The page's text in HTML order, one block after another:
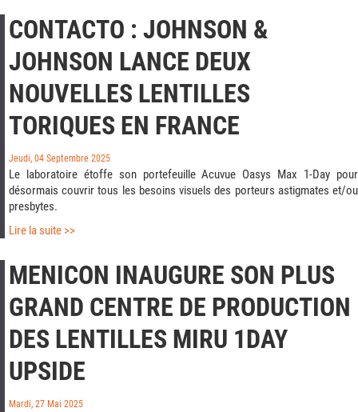
CONTACTO : JOHNSON &
JOHNSON LANCE DEUX
NOUVELLES LENTILLES
TORIQUES EN FRANCE
Jeudi, 04 Septembre 2025
Le laboratoire étoffe son portefeuille Acuvue Oasys Max 1-Day pour
désormais couvrir tous les besoins visuels des porteurs astigmates et/ou
presbytes.
Lire la suite >>
MENICON INAUGURE SON PLUS
GRAND CENTRE DE PRODUCTION
DES LENTILLES MIRU 1DAY
UPSIDE
Mardi, 27 Mai 2025